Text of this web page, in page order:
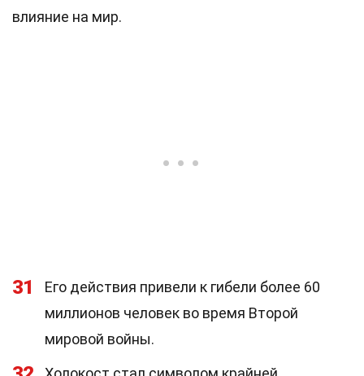
влияние на мир.
31
Его действия привели к гибели более 60
миллионов человек во время Второй
мировой войны.